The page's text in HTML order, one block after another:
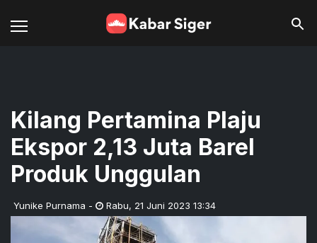
Kilang Pertamina Plaju
Ekspor 2,13 Juta Barel
Produk Unggulan
Yunike Purnama - Rabu, 21 Juni 2023 13:34